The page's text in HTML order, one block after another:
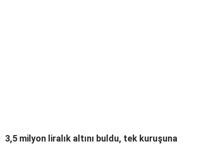
3,5 milyon liralık altını buldu, tek kuruşuna